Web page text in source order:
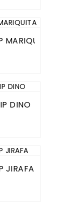
DINO
JIRAFA